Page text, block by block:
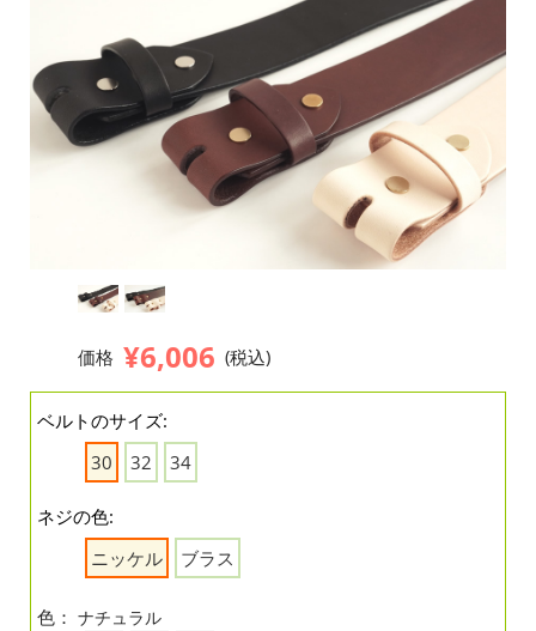
価格 ¥6,006 (税込)
ベルトのサイズ:
30
32 34
ネジの色:
ニッケル
ブラス
色： ナチュラル